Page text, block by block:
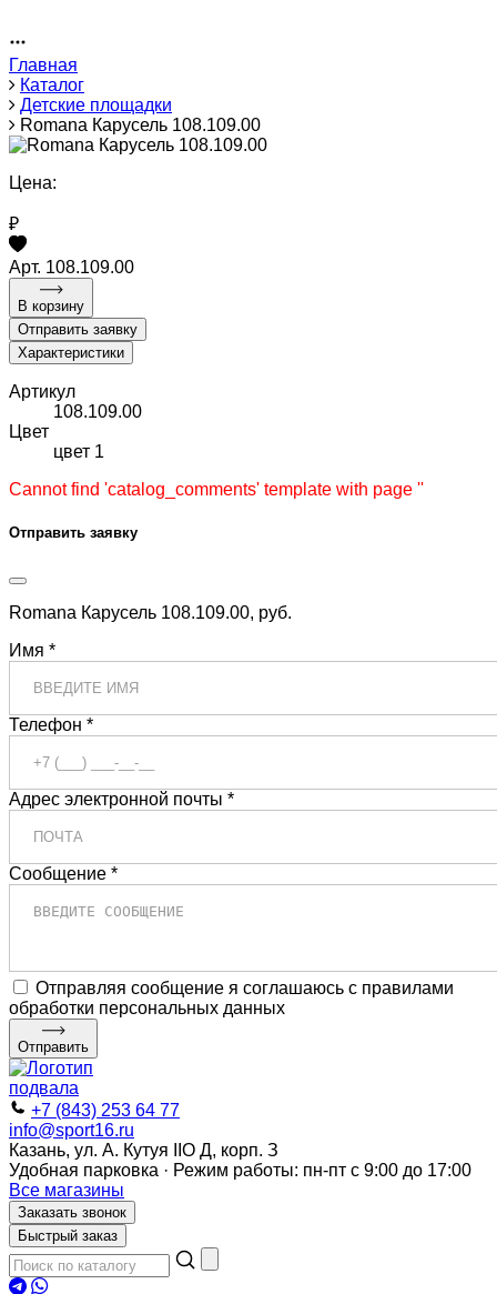
Главная
Каталог
Детские площадки
Romana Карусель 108.109.00
Цена:
₽
Арт. 108.109.00
В корзину
Отправить заявку
Характеристики
Артикул
108.109.00
Цвет
цвет 1
Cannot find 'catalog_comments' template with page ''
Отправить заявку
Romana Карусель 108.109.00, руб.
Имя *
Телефон *
Адрес электронной почты *
Сообщение *
Отправляя сообщение я соглашаюсь с правилами
обработки персональных данных
Отправить
+7 (843) 253 64 77
info@sport16.ru
Казань, ул. А. Кутуя IIO Д, корп. З
Удобная парковка · Режим работы: пн-пт с 9:00 до 17:00
Все магазины
Заказать звонок
Быстрый заказ